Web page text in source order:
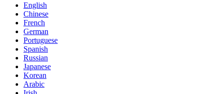
English
Chinese
French
German
Portuguese
Spanish
Russian
Japanese
Korean
Arabic